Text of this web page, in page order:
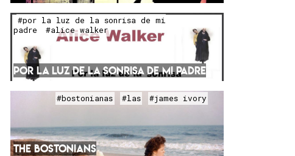
#por la luz de la sonrisa de mi
padre
#alice walker
POR LA LUZ DE LA SONRISA DE MI PADRE
#bostonianas #las #james ivory
THE BOSTONIANS